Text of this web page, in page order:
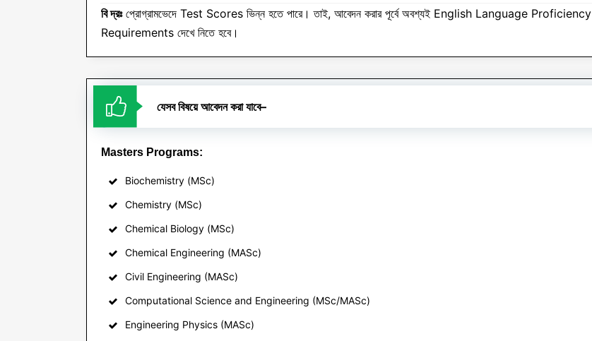
বি দ্রঃপ্রোগ্রামভেদে Test Scores ভিন্ন হতে পারে। তাই, আবেদন করার পূর্বে অবশ্যই English Language Proficiency
Requirements দেখে নিতে হবে।
যেসব বিষয়ে আবেদন করা যাবে–
Masters Programs:
Biochemistry (MSc)
Chemistry (MSc)
Chemical Biology (MSc)
Chemical Engineering (MASc)
Civil Engineering (MASc)
Computational Science and Engineering (MSc/MASc)
Engineering Physics (MASc)